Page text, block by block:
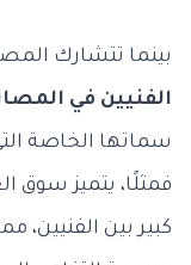
بينما تتشارك
الفنيين في
سماتها الخاصة
فمثلًا، يتميز سوق
كبير بين الفنيين،